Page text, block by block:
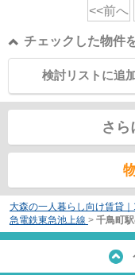
<<前へ
チェックした物件
検討リストに追
さら
大森の一人暮らし向け賃貸
急電鉄東急池上線 > 千鳥町